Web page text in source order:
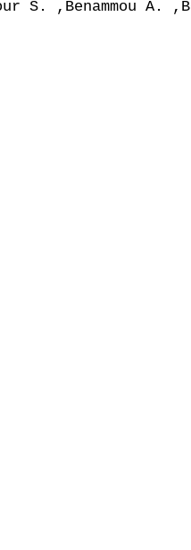
S. ,Benammou A.